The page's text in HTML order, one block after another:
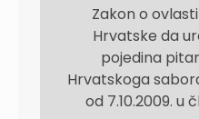
Zakon o
Hrvatske da
pojedina
Hrvatskoga
od 7.10.2009. u